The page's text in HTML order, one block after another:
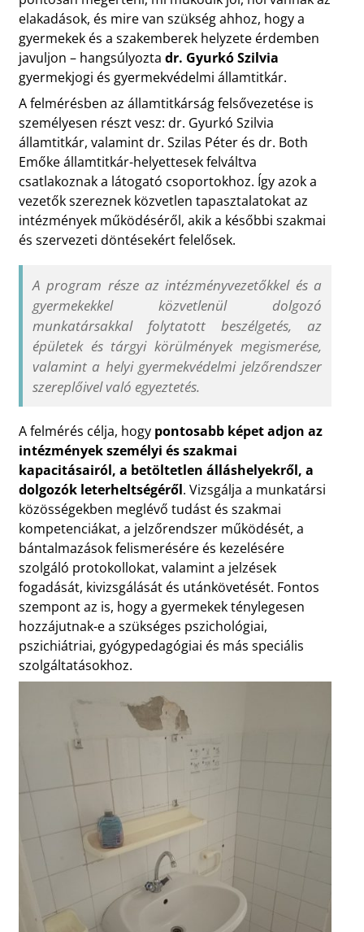
elakadások, és mire van szükség ahhoz, hogy a
gyermekek és a szakemberek helyzete érdemben
javuljon – hangsúlyozta dr. Gyurkó Szilvia
gyermekjogi és gyermekvédelmi államtitkár.
A felmérésben az államtitkárság felsővezetése is
személyesen részt vesz: dr. Gyurkó Szilvia
államtitkár, valamint dr. Szilas Péter és dr. Both
Emőke államtitkár-helyettesek felváltva
csatlakoznak a látogató csoportokhoz. Így azok a
vezetők szereznek közvetlen tapasztalatokat az
intézmények működéséről, akik a későbbi szakmai
és szervezeti döntésekért felelősek.
A program része az intézményvezetőkkel és a
gyermekekkel közvetlenül dolgozó
munkatársakkal folytatott beszélgetés, az
épületek és tárgyi körülmények megismerése,
valamint a helyi gyermekvédelmi jelzőrendszer
szereplőivel való egyeztetés.
A felmérés célja, hogy pontosabb képet adjon az
intézmények személyi és szakmai
kapacitásairól, a betöltetlen álláshelyekről, a
dolgozók leterheltségéről. Vizsgálja a munkatársi
közösségekben meglévő tudást és szakmai
kompetenciákat, a jelzőrendszer működését, a
bántalmazások felismerésére és kezelésére
szolgáló protokollokat, valamint a jelzések
fogadását, kivizsgálását és utánkövetését. Fontos
szempont az is, hogy a gyermekek ténylegesen
hozzájutnak-e a szükséges pszichológiai,
pszichiátriai, gyógypedagógiai és más speciális
szolgáltatásokhoz.